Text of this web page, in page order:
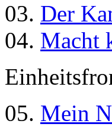
03. Der
04. Macht
05. Mein